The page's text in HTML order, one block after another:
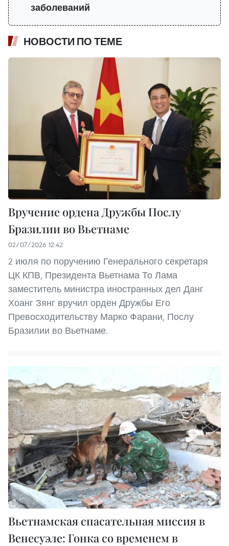
заболеваний
НОВОСТИ ПО ТЕМЕ
Вручение ордена Дружбы Послу
Бразилии во Вьетнаме
02/07/2026 12:42
2 июля по поручению Генерального секретаря
ЦК КПВ, Президента Вьетнама То Лама
заместитель министра иностранных дел Данг
Хоанг Зянг вручил орден Дружбы Его
Превосходительству Марко Фарани, Послу
Бразилии во Вьетнаме.
Вьетнамская спасательная миссия в
Венесуэле: Гонка со временем в